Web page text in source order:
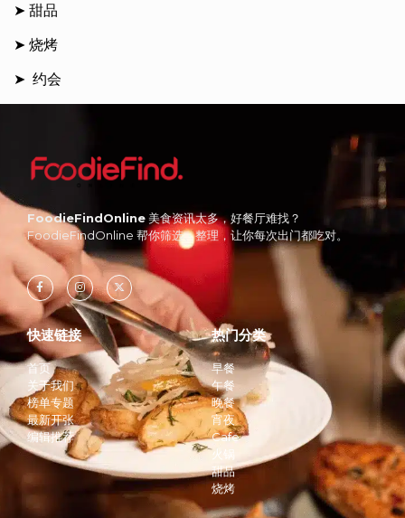
➤ 甜品
➤ 烧烤
➤ 约会
FoodieFindOnline美食资讯太多，好餐厅难找？
FoodieFindOnline 帮你筛选、整理，让你每次出门都吃对。
快速链接
首页
关于我们
榜单专题
最新开张
编辑推荐
热门分类
早餐
午餐
晚餐
宵夜
Cafe
火锅
甜品
烧烤